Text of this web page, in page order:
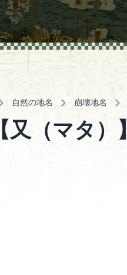
自然の地名 崩壊地名
【又（マタ）】